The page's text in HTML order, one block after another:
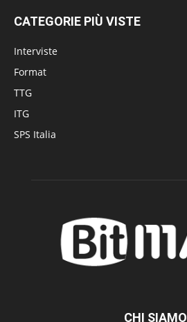
CATEGORIE PIÙ VISTE
Interviste
Format
TTG
ITG
SPS Italia
CHI SIAMO